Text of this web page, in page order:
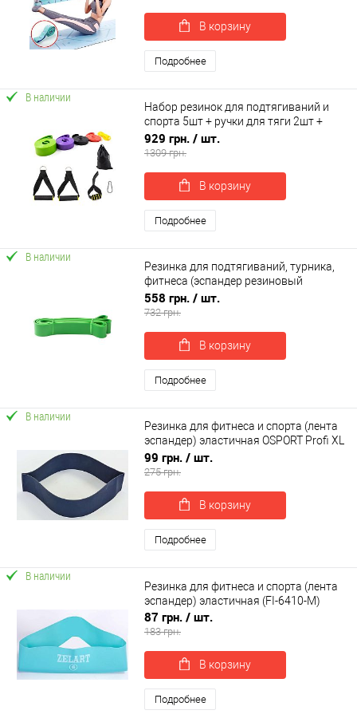
В корзину
Подробнее
В наличии
Набор резинок для подтягиваний и
спорта 5шт + ручки для тяги 2шт +
дверной якорь OSPORT Set 107 (n-
0137)
929 грн. / шт.
1309 грн.
В корзину
Подробнее
В наличии
Резинка для подтягиваний, турника,
фитнеса (эспандер резиновый
спортивный) 2080x44 мм OSPORT (MS
1878)
558 грн. / шт.
732 грн.
В корзину
Подробнее
В наличии
Резинка для фитнеса и спорта (лента
эспандер) эластичная OSPORT Profi XL
(MS 3009)
99 грн. / шт.
275 грн.
В корзину
Подробнее
В наличии
Резинка для фитнеса и спорта (лента
эспандер) эластичная (FI-6410-M)
87 грн. / шт.
183 грн.
В корзину
Подробнее